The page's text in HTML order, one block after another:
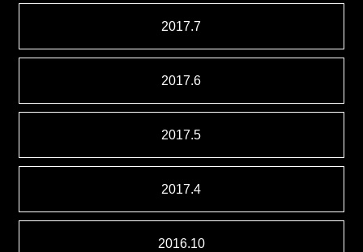
2017.7
2017.6
2017.5
2017.4
2016.10